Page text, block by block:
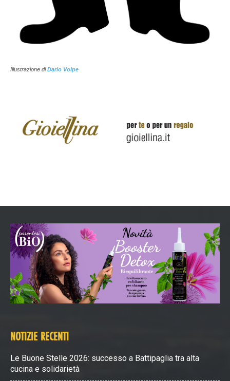
Illustrazione diDario Volpe
NOTIZIE RECENTI
Le Buone Stelle 2026: successo a Battipaglia tra alta
cucina e solidarietà